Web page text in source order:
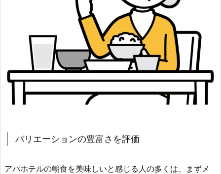
バリエーションの豊富さを評価
アパホテルの朝食を美味しいと感じる人の多くは、まずメ